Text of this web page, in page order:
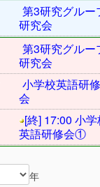
第3研究グルー
研究会
第3研究グルー
研究会
小学校英語研修
会
[終] 17:00 小
英語研修会①
年